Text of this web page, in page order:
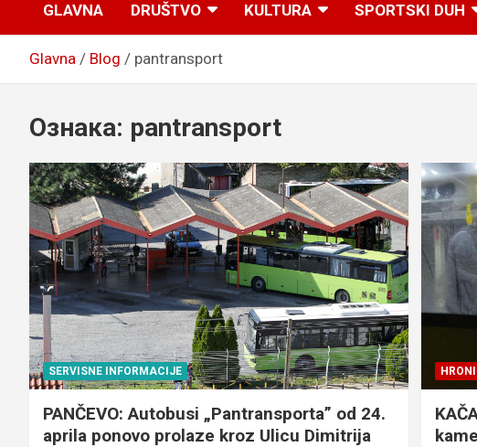
GLAVNA DRUŠTVO KULTURA SPORTSKI DUH
Glavna Blog pantransport
Ознака: pantransport
SERVISNE INFORMACIJE
PANČEVO: Autobusi „Pantransporta” od 24.
aprila ponovo prolaze kroz Ulicu Dimitrija